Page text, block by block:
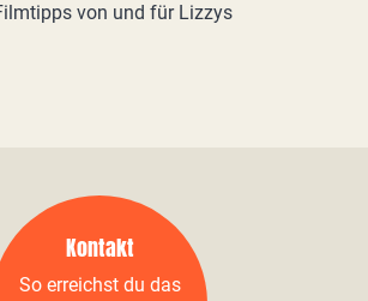
von und für Lizzys
Kontakt
So erreichst du das